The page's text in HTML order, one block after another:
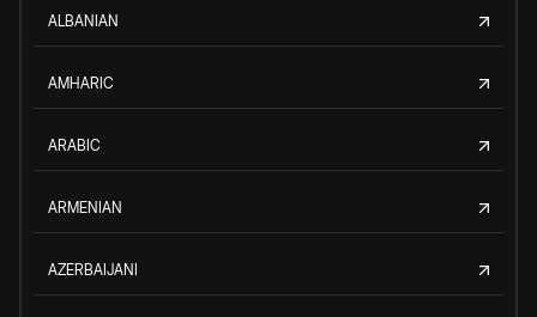
ALBANIAN
AMHARIC
ARABIC
ARMENIAN
AZERBAIJANI